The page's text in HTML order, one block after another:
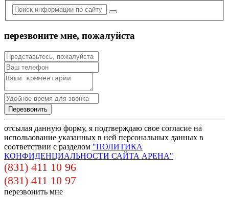
перезвоните мне, пожалуйста
отсылая данную форму, я подтверждаю свое согласие на
использование указанных в ней персональных данных в
соответствии с разделом "ПОЛИТИКА
КОНФИДЕНЦИАЛЬНОСТИ САЙТА АРЕНА"
(831) 411 10 96
(831) 411 10 97
перезвонить мне